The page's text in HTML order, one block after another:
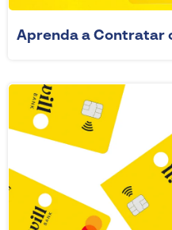
Aprenda a Contratar